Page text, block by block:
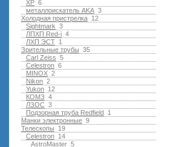
6
XP
3
металлоискатель AKA
12
Холодная пристрелка
3
Sightmark
4
ЛПХП Red-i
1
ЛХП ЭСТ
35
Зрительные трубы
5
Carl Zeiss
6
Celestron
2
MINOX
2
Nikon
12
Yukon
4
КОМЗ
3
ЛЗОС
1
Подзорная труба Redfield
9
Манки электронные
19
Телескопы
14
Celestron
5
AstroMaster